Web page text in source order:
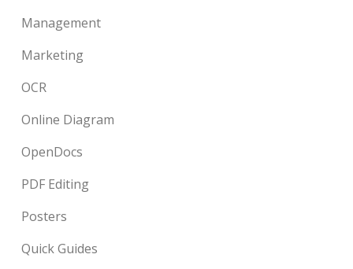
Management
Marketing
OCR
Online Diagram
OpenDocs
PDF Editing
Posters
Quick Guides